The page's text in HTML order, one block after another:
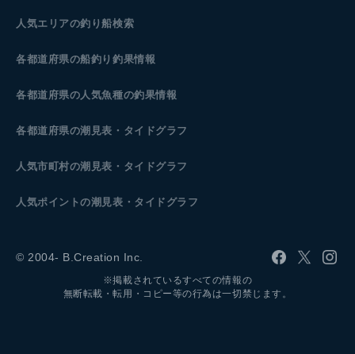
人気エリアの釣り船検索
各都道府県の船釣り釣果情報
各都道府県の人気魚種の釣果情報
各都道府県の潮見表 ・タイドグラフ
人気市町村の潮見表・タイドグラフ
人気ポイントの潮見表・タイドグラフ
© 2004- B.Creation Inc.
※掲載されているすべての情報の
無断転載・転用・コピー等の行為は一切禁じます。